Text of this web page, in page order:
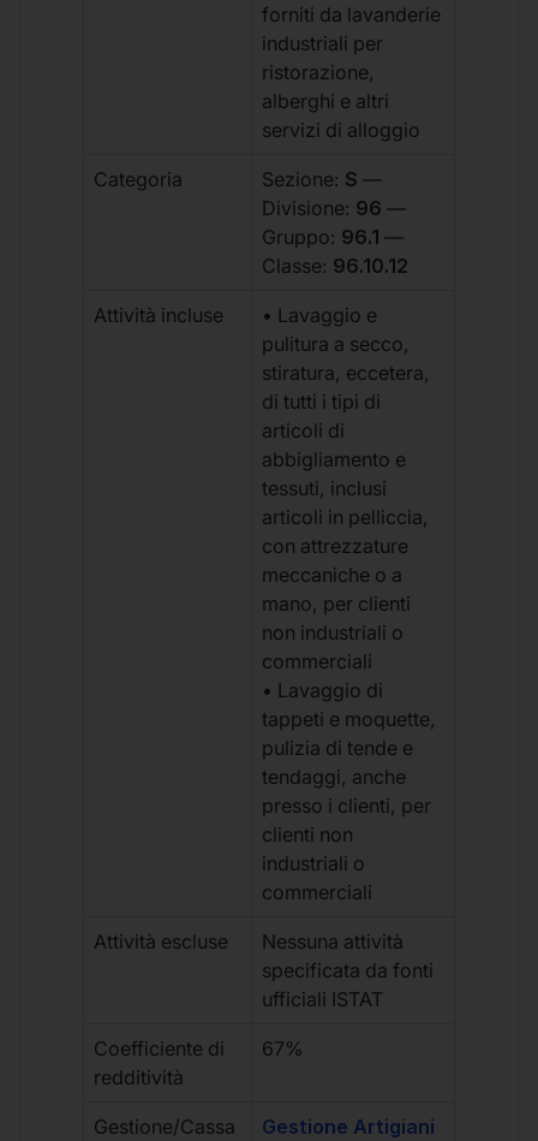
forniti da lavanderie
industriali per
ristorazione,
alberghi e altri
servizi di alloggio
Categoria Sezione: S —
Divisione: 96 —
Gruppo: 96.1 —
Classe: 96.10.12
Attività incluse
• Lavaggio e
pulitura a secco,
stiratura, eccetera,
di tutti i tipi di
articoli di
abbigliamento e
tessuti, inclusi
articoli in pelliccia,
con attrezzature
meccaniche o a
mano, per clienti
non industriali o
commerciali
• Lavaggio di
tappeti e moquette,
pulizia di tende e
tendaggi, anche
presso i clienti, per
clienti non
industriali o
commerciali
Attività escluse
Nessuna attività
specificata da fonti
ufficiali ISTAT
Coefficiente di
redditività
67%
Gestione/Cassa
Gestione Artigiani